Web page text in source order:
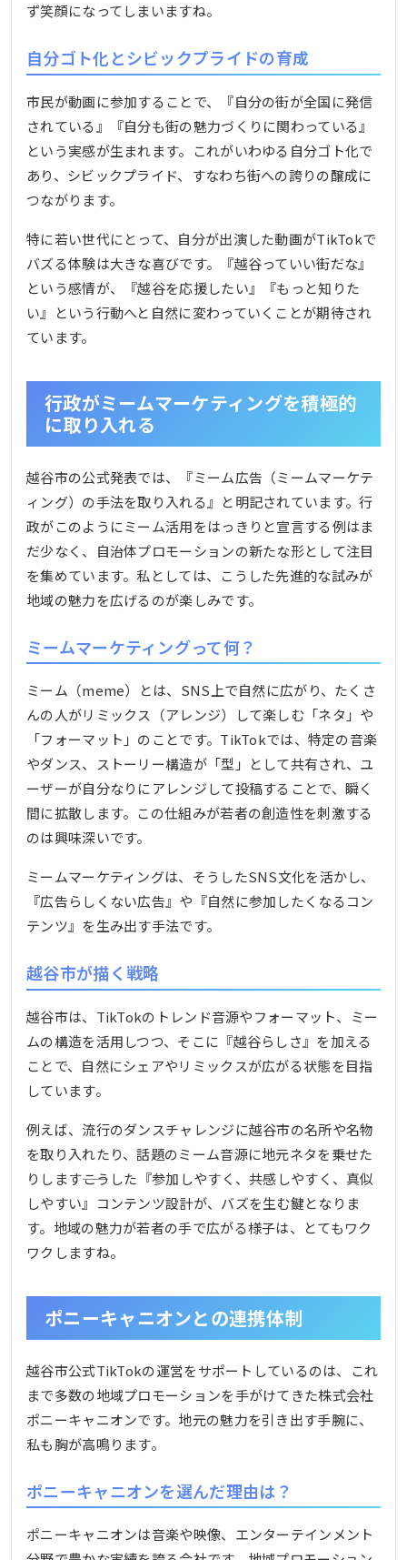
ず笑顔になってしまいますね。
自分ゴト化とシビックプライドの育成
市民が動画に参加することで、『自分の街が全国に発信
されている』『自分も街の魅力づくりに関わっている』
という実感が生まれます。これがいわゆる自分ゴト化で
あり、シビックプライド、すなわち街への誇りの醸成に
つながります。
特に若い世代にとって、自分が出演した動画がTikTokで
バズる体験は大きな喜びです。『越谷っていい街だな』
という感情が、『越谷を応援したい』『もっと知りた
い』という行動へと自然に変わっていくことが期待され
ています。
行政がミームマーケティングを積極的
に取り入れる
越谷市の公式発表では、『ミーム広告（ミームマーケテ
ィング）の手法を取り入れる』と明記されています。行
政がこのようにミーム活用をはっきりと宣言する例はま
だ少なく、自治体プロモーションの新たな形として注目
を集めています。私としては、こうした先進的な試みが
地域の魅力を広げるのが楽しみです。
ミームマーケティングって何？
ミーム（meme）とは、SNS上で自然に広がり、たくさ
んの人がリミックス（アレンジ）して楽しむ「ネタ」や
「フォーマット」のことです。TikTokでは、特定の音楽
やダンス、ストーリー構造が「型」として共有され、ユ
ーザーが自分なりにアレンジして投稿することで、瞬く
間に拡散します。この仕組みが若者の創造性を刺激する
のは興味深いです。
ミームマーケティングは、そうしたSNS文化を活かし、
『広告らしくない広告』や『自然に参加したくなるコン
テンツ』を生み出す手法です。
越谷市が描く戦略
越谷市は、TikTokのトレンド音源やフォーマット、ミー
ムの構造を活用しつつ、そこに『越谷らしさ』を加える
ことで、自然にシェアやリミックスが広がる状態を目指
しています。
例えば、流行のダンスチャレンジに越谷市の名所や名物
を取り入れたり、話題のミーム音源に地元ネタを乗せた
りします――こうした『参加しやすく、共感しやすく、真似
しやすい』コンテンツ設計が、バズを生む鍵となりま
す。地域の魅力が若者の手で広がる様子は、とてもワク
ワクしますね。
ポニーキャニオンとの連携体制
越谷市公式TikTokの運営をサポートしているのは、これ
まで多数の地域プロモーションを手がけてきた株式会社
ポニーキャニオンです。地元の魅力を引き出す手腕に、
私も胸が高鳴ります。
ポニーキャニオンを選んだ理由は？
ポニーキャニオンは音楽や映像、エンターテインメント